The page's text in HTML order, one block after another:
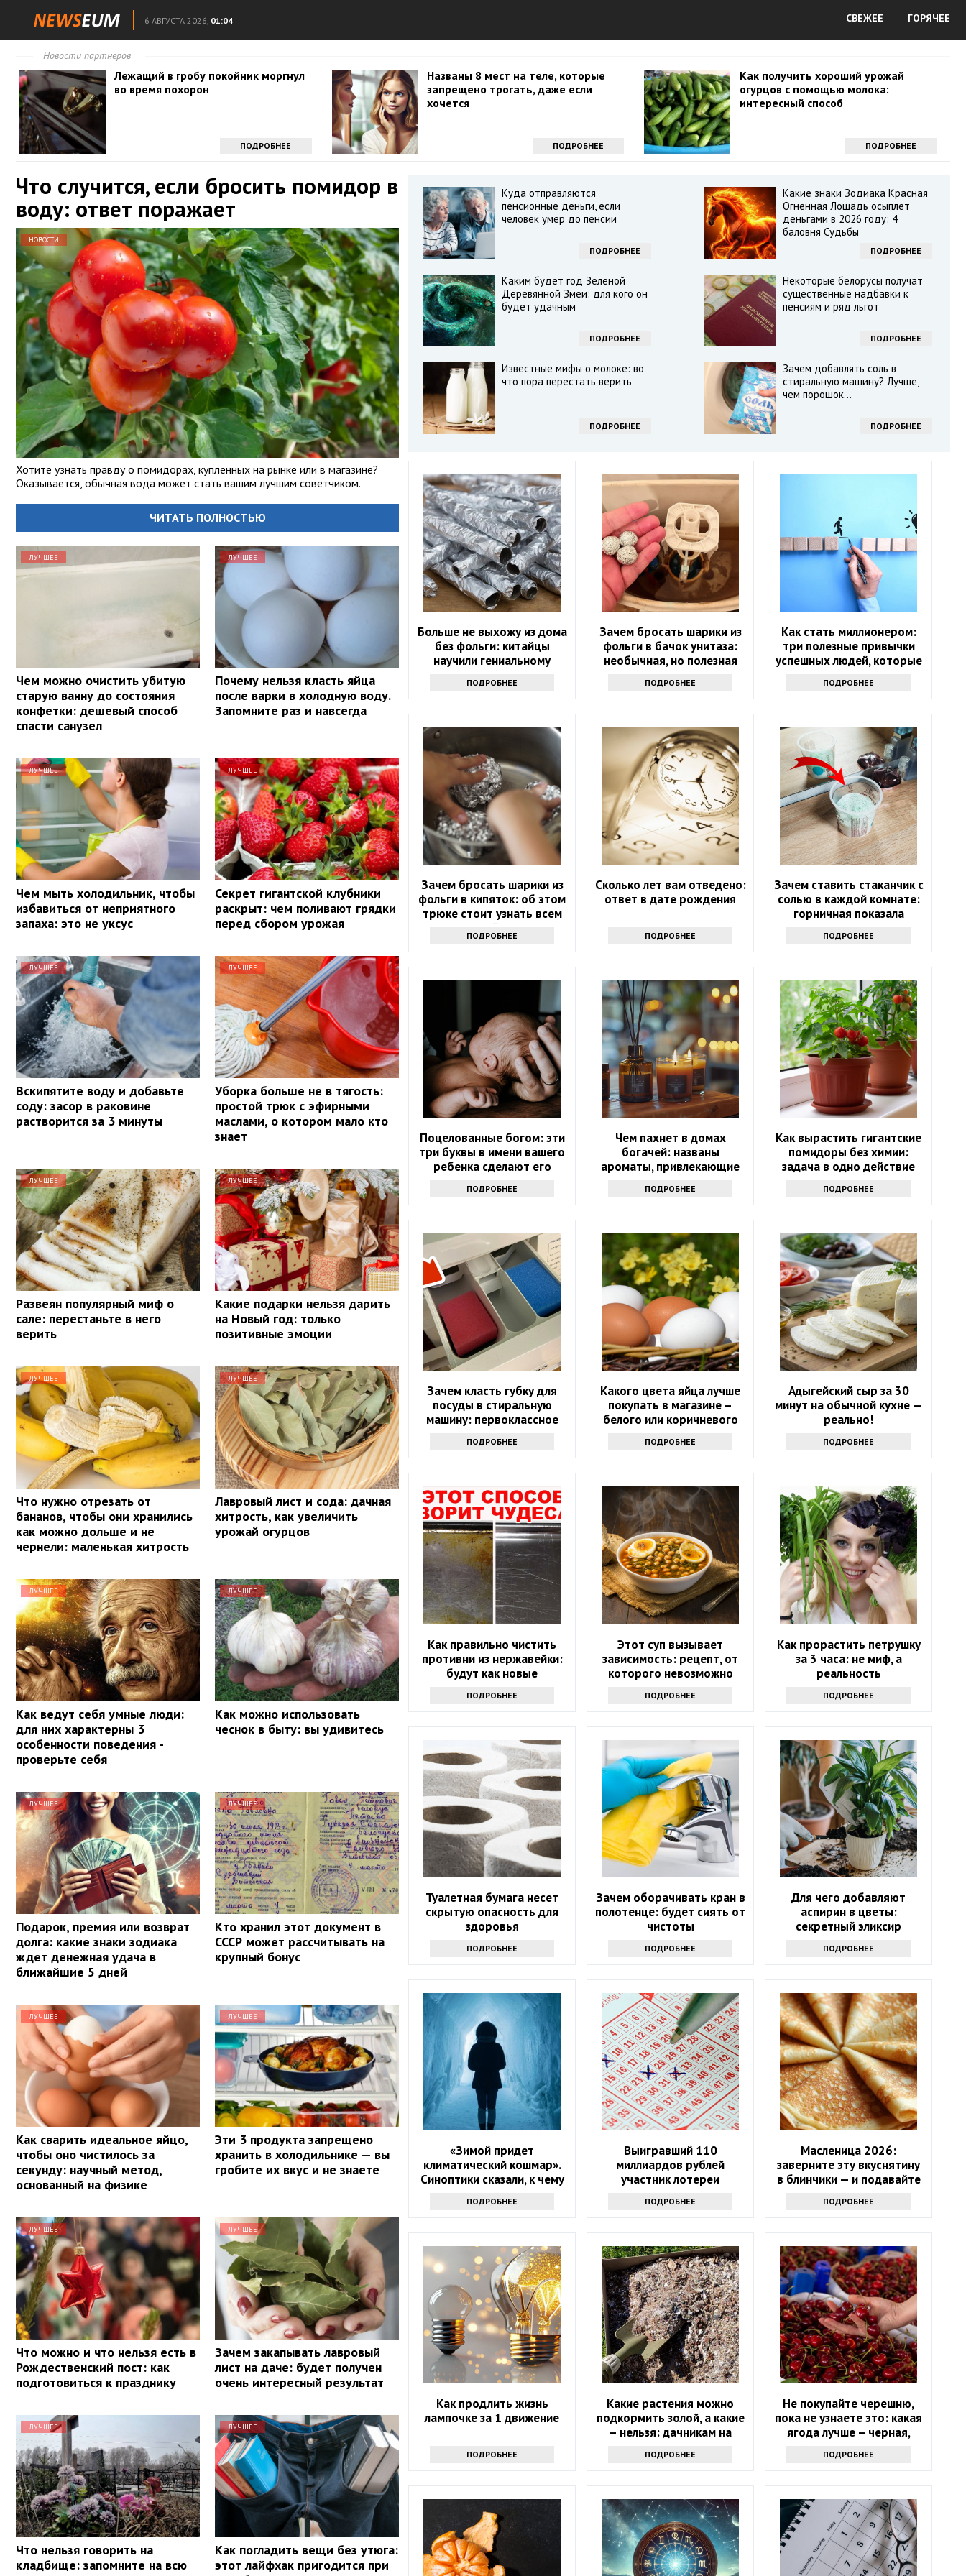
6 АВГУСТА 2026, 01:04 СВЕЖЕЕ ГОРЯЧЕЕ
Новости партнеров
Лежащий в гробу покойник моргнул
во время похорон
ПОДРОБНЕЕ
Названы 8 мест на теле, которые
запрещено трогать, даже если
хочется
ПОДРОБНЕЕ
Как получить хороший урожай
огурцов с помощью молока:
интересный способ
ПОДРОБНЕЕ
Что случится, если бросить помидор в
воду: ответ поражает
НОВОСТИ
Хотите узнать правду о помидорах, купленных на рынке или в магазине?
Оказывается, обычная вода может стать вашим лучшим советчиком.
ЧИТАТЬ ПОЛНОСТЬЮ
ЛУЧШЕЕ
Чем можно очистить убитую
старую ванну до состояния
конфетки: дешевый способ
спасти санузел
ЛУЧШЕЕ
Почему нельзя класть яйца
после варки в холодную воду.
Запомните раз и навсегда
ЛУЧШЕЕ
Чем мыть холодильник, чтобы
избавиться от неприятного
запаха: это не уксус
ЛУЧШЕЕ
Секрет гигантской клубники
раскрыт: чем поливают грядки
перед сбором урожая
ЛУЧШЕЕ
Вскипятите воду и добавьте
соду: засор в раковине
растворится за 3 минуты
ЛУЧШЕЕ
Уборка больше не в тягость:
простой трюк с эфирными
маслами, о котором мало кто
знает
ЛУЧШЕЕ
Развеян популярный миф о
сале: перестаньте в него
верить
ЛУЧШЕЕ
Какие подарки нельзя дарить
на Новый год: только
позитивные эмоции
ЛУЧШЕЕ
Что нужно отрезать от
бананов, чтобы они хранились
как можно дольше и не
чернели: маленькая хитрость
ЛУЧШЕЕ
Лавровый лист и сода: дачная
хитрость, как увеличить
урожай огурцов
ЛУЧШЕЕ
Как ведут себя умные люди:
для них характерны 3
особенности поведения -
проверьте себя
ЛУЧШЕЕ
Как можно использовать
чеснок в быту: вы удивитесь
ЛУЧШЕЕ
Подарок, премия или возврат
долга: какие знаки зодиака
ждет денежная удача в
ближайшие 5 дней
ЛУЧШЕЕ
Кто хранил этот документ в
СССР может рассчитывать на
крупный бонус
ЛУЧШЕЕ
Как сварить идеальное яйцо,
чтобы оно чистилось за
секунду: научный метод,
основанный на физике
ЛУЧШЕЕ
Эти 3 продукта запрещено
хранить в холодильнике — вы
гробите их вкус и не знаете
ЛУЧШЕЕ
Что можно и что нельзя есть в
Рождественский пост: как
подготовиться к празднику
ЛУЧШЕЕ
Зачем закапывать лавровый
лист на даче: будет получен
очень интересный результат
ЛУЧШЕЕ
Что нельзя говорить на
кладбище: запомните на всю
ЛУЧШЕЕ
Как погладить вещи без утюга:
этот лайфхак пригодится при
Куда отправляются
пенсионные деньги, если
человек умер до пенсии
ПОДРОБНЕЕ
Какие знаки Зодиака Красная
Огненная Лошадь осыплет
деньгами в 2026 году: 4
баловня Судьбы
ПОДРОБНЕЕ
Каким будет год Зеленой
Деревянной Змеи: для кого он
будет удачным
ПОДРОБНЕЕ
Некоторые белорусы получат
существенные надбавки к
пенсиям и ряд льгот
ПОДРОБНЕЕ
Известные мифы о молоке: во
что пора перестать верить
ПОДРОБНЕЕ
Зачем добавлять соль в
стиральную машину? Лучше,
чем порошок...
ПОДРОБНЕЕ
Больше не выхожу из дома
без фольги: китайцы
научили гениальному
ПОДРОБНЕЕ
Зачем бросать шарики из
фольги в бачок унитаза:
необычная, но полезная
ПОДРОБНЕЕ
Как стать миллионером:
три полезные привычки
успешных людей, которые
ПОДРОБНЕЕ
Зачем бросать шарики из
фольги в кипяток: об этом
трюке стоит узнать всем
хозяйкам
ПОДРОБНЕЕ
Сколько лет вам отведено:
ответ в дате рождения
ПОДРОБНЕЕ
Зачем ставить стаканчик с
солью в каждой комнате:
горничная показала
ПОДРОБНЕЕ
Поцелованные богом: эти
три буквы в имени вашего
ребенка сделают его
ПОДРОБНЕЕ
Чем пахнет в домах
богачей: названы
ароматы, привлекающие
ПОДРОБНЕЕ
Как вырастить гигантские
помидоры без химии:
задача в одно действие
ПОДРОБНЕЕ
Зачем класть губку для
посуды в стиральную
машину: первоклассное
ПОДРОБНЕЕ
Какого цвета яйца лучше
покупать в магазине –
белого или коричневого
ПОДРОБНЕЕ
Адыгейский сыр за 30
минут на обычной кухне —
реально!
ПОДРОБНЕЕ
Как правильно чистить
противни из нержавейки:
будут как новые
ПОДРОБНЕЕ
Этот суп вызывает
зависимость: рецепт, от
которого невозможно
ПОДРОБНЕЕ
Как прорастить петрушку
за 3 часа: не миф, а
реальность
ПОДРОБНЕЕ
Туалетная бумага несет
скрытую опасность для
здоровья
ПОДРОБНЕЕ
Зачем оборачивать кран в
полотенце: будет сиять от
чистоты
ПОДРОБНЕЕ
Для чего добавляют
аспирин в цветы:
секретный эликсир
долголетия букетов
ПОДРОБНЕЕ
«Зимой придет
климатический кошмар».
Синоптики сказали, к чему
ПОДРОБНЕЕ
Выигравший 110
миллиардов рублей
участник лотереи
объявился через девять
месяцев
ПОДРОБНЕЕ
Масленица 2026:
заверните эту вкуснятину
в блинчики — и подавайте
как главное блюдо
ПОДРОБНЕЕ
Как продлить жизнь
лампочке за 1 движение
ПОДРОБНЕЕ
Какие растения можно
подкормить золой, а какие
– нельзя: дачникам на
ПОДРОБНЕЕ
Не покупайте черешню,
пока не узнаете это: какая
ягода лучше – черная,
белая или розовая
ПОДРОБНЕЕ